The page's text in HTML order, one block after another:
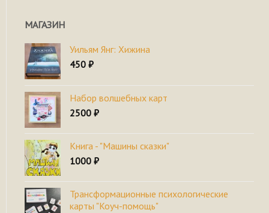
МАГАЗИН
Уильям Янг: Хижина
450 ₽
Набор волшебных карт
2500 ₽
Книга - "Машины сказки"
1000 ₽
Трансформационные психологические
карты "Коуч-помощь"